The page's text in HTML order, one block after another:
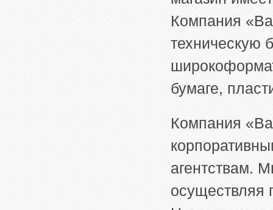
Компания
техническую
бумаге,
Компания
агентствам.
осуществляя